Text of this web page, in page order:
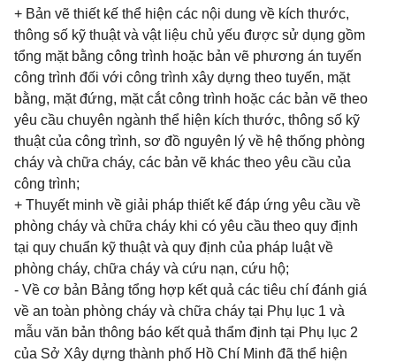
+ Bản vẽ thiết kế thể hiện các nội dung về kích thước,
thông số kỹ thuật và vật liệu chủ yếu được sử dụng gồm
tổng mặt bằng công trình hoặc bản vẽ phương án tuyến
công trình đối với công trình xây dựng theo tuyến, mặt
bằng, mặt đứng, mặt cắt công trình hoặc các bản vẽ theo
yêu cầu chuyên ngành thể hiện kích thước, thông số kỹ
thuật của công trình, sơ đồ nguyên lý về hệ thống phòng
cháy và chữa cháy, các bản vẽ khác theo yêu cầu của
công trình;
+ Thuyết minh về giải pháp thiết kế đáp ứng yêu cầu về
phòng cháy và chữa cháy khi có yêu cầu theo quy định
tại quy chuẩn kỹ thuật và quy định của pháp luật về
phòng cháy, chữa cháy và cứu nạn, cứu hộ;
- Về cơ bản Bảng tổng hợp kết quả các tiêu chí đánh giá
về an toàn phòng cháy và chữa cháy tại Phụ lục 1 và
mẫu văn bản thông báo kết quả thẩm định tại Phụ lục 2
của Sở Xây dựng thành phố Hồ Chí Minh đã thể hiện